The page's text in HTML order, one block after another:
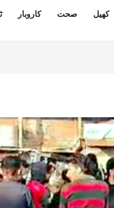
کھیل صحت کاروبار